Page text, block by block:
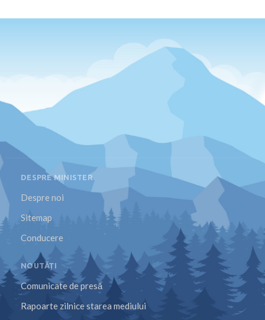
DESPRE MINISTER
Despre noi
Sitemap
Conducere
NOUTĂȚI
Comunicate de presă
Rapoarte zilnice starea mediului